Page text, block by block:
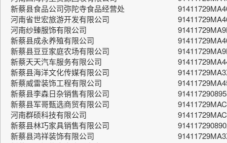
新蔡县食品公司弥陀寺食品经营处
河南省世宏旅游开发有限公司
河南纱臻服饰有限公司
新蔡县成永养殖有限公司
新蔡县豆豆家庭农场有限公司
新蔡天天汽车服务有限公司
新蔡县海洋文化传媒有限公司
新蔡威雷装饰工程有限公司
新蔡县李森日杂销售有限公司
新蔡县军哥甄选商贸有限公司
河南群硕科技有限公司
新蔡县林巧家具销售有限公司
新蔡县鸿祥装饰有限公司